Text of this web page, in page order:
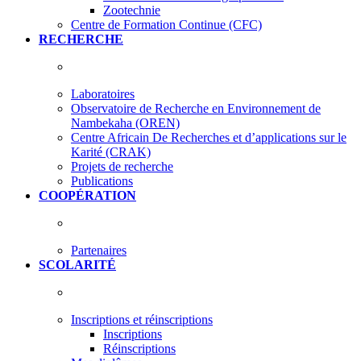
Zootechnie
Centre de Formation Continue (CFC)
RECHERCHE
Laboratoires
Observatoire de Recherche en Environnement de
Nambekaha (OREN)
Centre Africain De Recherches et d’applications sur le
Karité (CRAK)
Projets de recherche
Publications
COOPÉRATION
Partenaires
SCOLARITÉ
Inscriptions et réinscriptions
Inscriptions
Réinscriptions